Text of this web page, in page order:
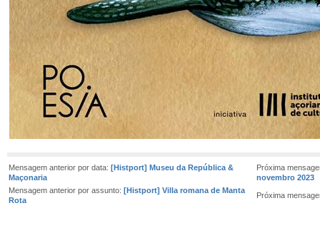
Mensagem anterior por data: [Histport] Museu da República &
Maçonaria
Próxima
novembro 2023
Mensagem anterior por assunto: [Histport] Villa romana de Manta
Rota
Próxima